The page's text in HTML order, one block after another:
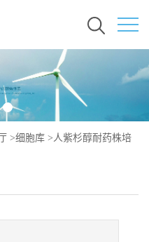
>细胞库 >人紫杉醇耐药株培